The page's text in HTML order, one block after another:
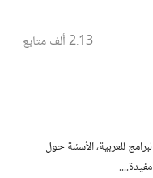
2.13 ألف متابع
للعربية، الأسئلة حول